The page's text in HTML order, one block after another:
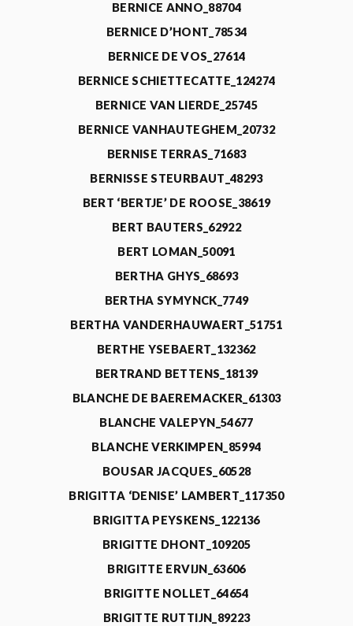
BERNICE ANNO_88704
BERNICE D’HONT_78534
BERNICE DE VOS_27614
BERNICE SCHIETTECATTE_124274
BERNICE VAN LIERDE_25745
BERNICE VANHAUTEGHEM_20732
BERNISE TERRAS_71683
BERNISSE STEURBAUT_48293
BERT ‘BERTJE’ DE ROOSE_38619
BERT BAUTERS_62922
BERT LOMAN_50091
BERTHA GHYS_68693
BERTHA SYMYNCK_7749
BERTHA VANDERHAUWAERT_51751
BERTHE YSEBAERT_132362
BERTRAND BETTENS_18139
BLANCHE DE BAEREMACKER_61303
BLANCHE VALEPYN_54677
BLANCHE VERKIMPEN_85994
BOUSAR JACQUES_60528
BRIGITTA ‘DENISE’ LAMBERT_117350
BRIGITTA PEYSKENS_122136
BRIGITTE DHONT_109205
BRIGITTE ERVIJN_63606
BRIGITTE NOLLET_64654
BRIGITTE RUTTIJN_89223